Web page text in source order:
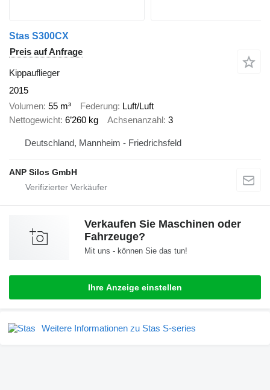
Stas S300CX
Preis auf Anfrage
Kippauflieger
2015
Volumen 55 m³ Federung Luft/Luft
Nettogewicht 6’260 kg Achsenanzahl 3
Deutschland, Mannheim - Friedrichsfeld
ANP Silos GmbH
Verkaufen Sie Maschinen oder
Fahrzeuge?
Mit uns - können Sie das tun!
Ihre Anzeige einstellen
Weitere Informationen zu Stas S-series